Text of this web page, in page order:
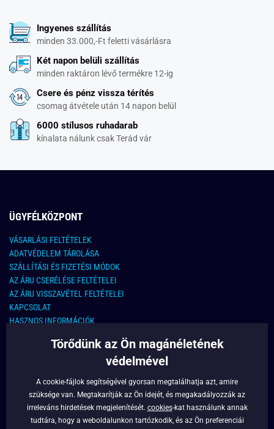
Ingyenes szállítás
minden 33.000,-Ft feletti vásárlásra
Két napon belüli szállítás
minden raktáron lévő termékre 12-ig
Csere és pénz vissza térítés
csomag átvétele után 14 napon belül
6000 stílusos ruhadarab
kínalata nálunk csak Terád vár
ÜGYFÉLKÖZPONT
VÁSARLÁSI FELTÉTELEK
ADATVÉDELEM TÁROLÁSA
SZÁLLÍTÁSI ÉS FIZETÉSI MÓDOK
AZ ÁRU CSERÉLÉSE FELTÉTELEI
AZ ÁRU VISSZAVÉTEL FELTÉTELEI
KAPCSOLAT
HASZNOS INFORMÁCIÓK
KAPCSOLAT
info@legyferfi.hu
FONTOS INFORMÁCIÓK
RÓLUNK
Törődünk az Ön magánéletének
védelmével
A cookie-fájlok segítségével gyorsan megtalálhatja azt, amire
szüksége van. Megtakarítják az Ön idejét, és megakadályozzák az
irreleváns hirdetések megjelenítését. cookies-kat használunk annak
tudtára, hogy a weboldalunkon tartózkodik, és az Ön preferenciái